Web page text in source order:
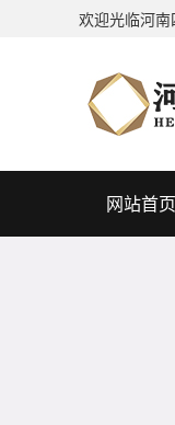
欢迎光临河南
网站首页